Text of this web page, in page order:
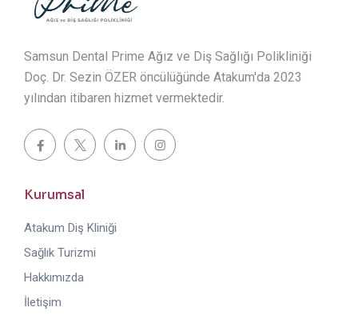
Samsun Dental Prime Ağız ve Diş Sağlığı Polikliniği
Doç. Dr. Sezin ÖZER öncülüğünde Atakum'da 2023
yılından itibaren hizmet vermektedir.
Kurumsal
Atakum Diş Kliniği
Sağlık Turizmi
Hakkımızda
İletişim